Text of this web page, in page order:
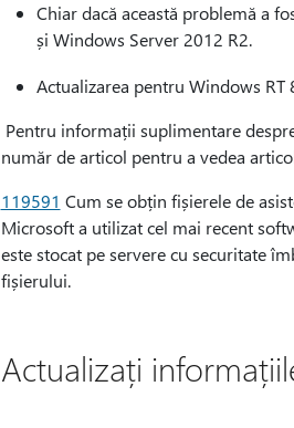
Chiar dacă această problemă a
și Windows Server 2012 R2.
Actualizarea pentru Windows
Pentru informații suplimentare
număr de articol pentru a vedea
119591 Cum se obțin fișierele de
Microsoft a utilizat cel mai recent
este stocat pe servere cu securitate
fișierului.
Actualizați